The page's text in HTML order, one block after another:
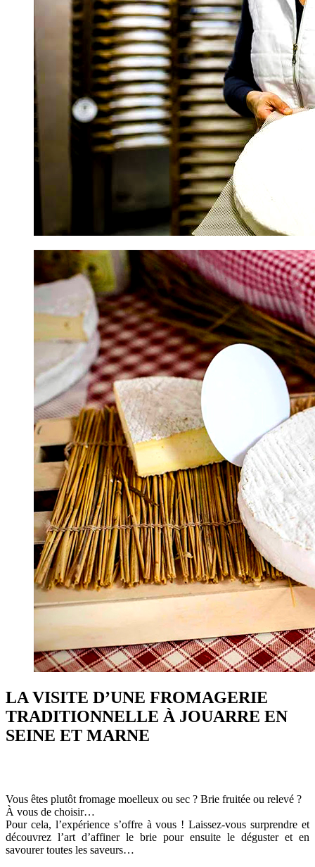
LA VISITE D’UNE FROMAGERIE
TRADITIONNELLE À JOUARRE EN
SEINE ET MARNE
Vous êtes plutôt fromage moelleux ou sec ? Brie fruitée ou relevé ?
À vous de choisir…
Pour cela, l’expérience s’offre à vous ! Laissez-vous surprendre et
découvrez l’art d’affiner le brie pour ensuite le déguster et en
savourer toutes les saveurs…